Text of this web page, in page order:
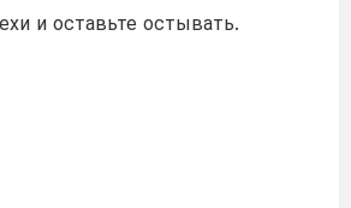
и оставьте остывать.